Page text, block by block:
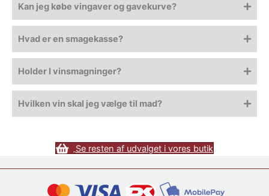
Kan jeg købe vingaver og gavekurve?
Hvad er en smagekasse?
Holder I vinsmagninger?
Hvilken vin skal jeg vælge til mad?
Se resten af udvalget i vores butik